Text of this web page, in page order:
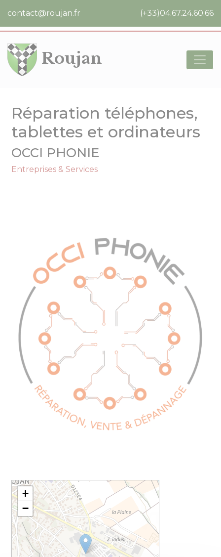
contact@roujan.fr (+33)04.67.24.60.66
Roujan
Réparation téléphones,
tablettes et ordinateurs
OCCI PHONIE
Entreprises & Services
+
−